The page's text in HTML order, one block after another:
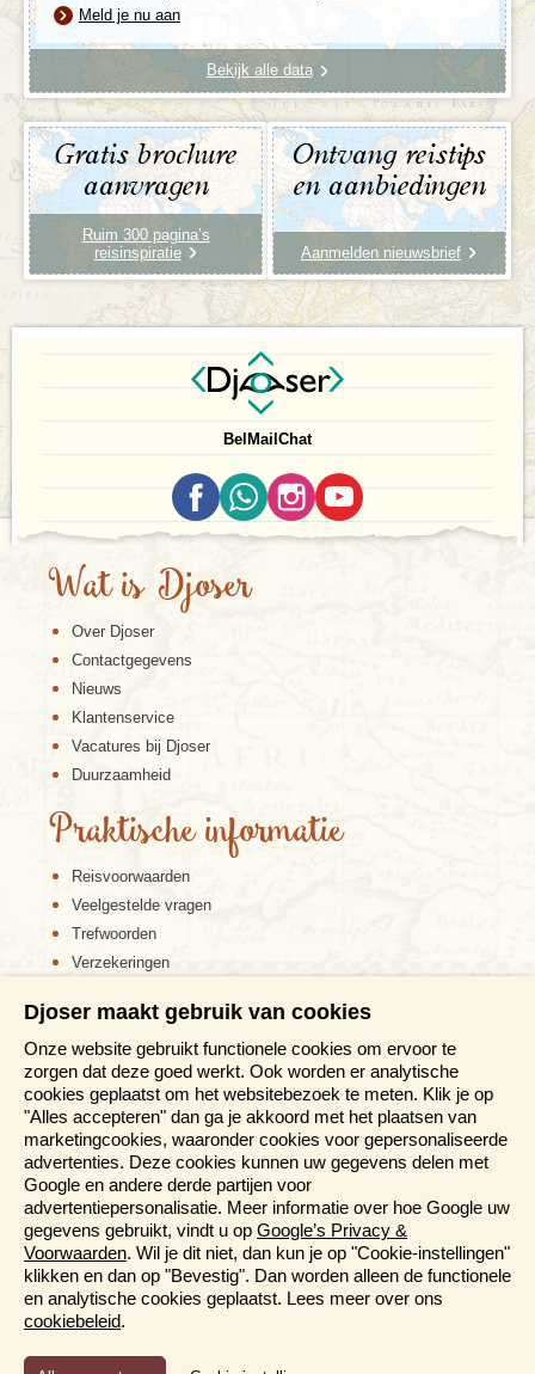
Meld je nu aan
Bekijk alle data
Gratis brochure
aanvragen
Ruim 300 pagina’s
reisinspiratie
Ontvang reistips
en aanbiedingen
Aanmelden nieuwsbrief
Bel Mail Chat
Wat is Djoser
Over Djoser
Contactgegevens
Nieuws
Klantenservice
Vacatures bij Djoser
Duurzaamheid
Praktische informatie
Reisvoorwaarden
Veelgestelde vragen
Trefwoorden
Verzekeringen
Disclaimer
Cookiebeleid
Privacy verklaring
Reis en boek met Djoser zekerheid
Meer weten?
Brochure aanvragen
Presentaties en Informatiedagen
Magazine
Aanmelden nieuwsbrief
Djoser maakt gebruik van cookies
Onze website gebruikt functionele cookies om ervoor te
zorgen dat deze goed werkt. Ook worden er analytische
cookies geplaatst om het websitebezoek te meten. Klik je op
"Alles accepteren" dan ga je akkoord met het plaatsen van
marketingcookies, waaronder cookies voor gepersonaliseerde
advertenties. Deze cookies kunnen uw gegevens delen met
Google en andere derde partijen voor
advertentiepersonalisatie. Meer informatie over hoe Google uw
gegevens gebruikt, vindt u op Google’s Privacy &
Voorwaarden. Wil je dit niet, dan kun je op "Cookie-instellingen"
klikken en dan op "Bevestig". Dan worden alleen de functionele
en analytische cookies geplaatst. Lees meer over ons
cookiebeleid.
Functioneel en Analytisch